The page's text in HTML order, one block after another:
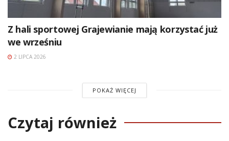
Z hali sportowej Grajewianie mają korzystać już
we wrześniu
2 LIPCA 2026
POKAŻ WIĘCEJ
Czytaj również